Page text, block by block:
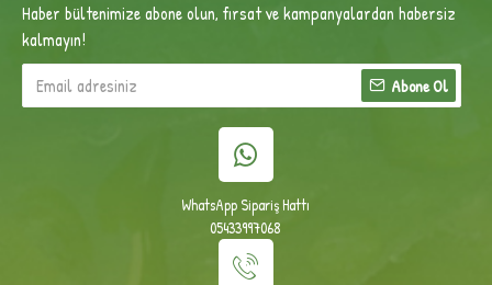
Haber bültenimize abone olun, fırsat ve kampanyalardan habersiz
kalmayın!
Abone Ol
WhatsApp Sipariş Hattı
05433997068